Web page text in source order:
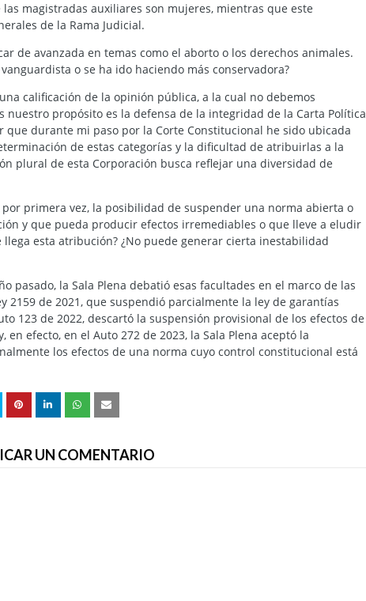
magistradas auxiliares son mujeres, mientras que este
de la Rama Judicial.
de avanzada en temas como el aborto o los derechos animales.
o se ha ido haciendo más conservadora?
calificación de la opinión pública, a la cual no debemos
nuestro propósito es la defensa de la integridad de la Carta Política
que durante mi paso por la Corte Constitucional he sido ubicada
de estas categorías y la dificultad de atribuirlas a la
plural de esta Corporación busca reflejar una diversidad de
primera vez, la posibilidad de suspender una norma abierta o
y que pueda producir efectos irremediables o que lleve a eludir
esta atribución? ¿No puede generar cierta inestabilidad
pasado, la Sala Plena debatió esas facultades en el marco de las
de 2021, que suspendió parcialmente la ley de garantías
123 de 2022, descartó la suspensión provisional de los efectos de
efecto, en el Auto 272 de 2023, la Sala Plena aceptó la
los efectos de una norma cuyo control constitucional está
UN COMENTARIO